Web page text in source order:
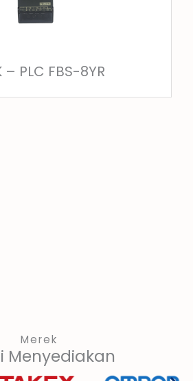
– PLC FBS-8YR
Merek
Menyediakan